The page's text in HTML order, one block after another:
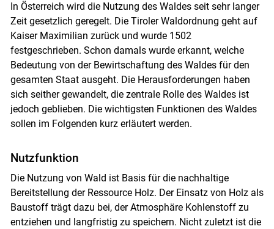
In Österreich wird die Nutzung des Waldes seit sehr langer
Zeit gesetzlich geregelt. Die Tiroler Waldordnung geht auf
Kaiser Maximilian zurück und wurde 1502
festgeschrieben. Schon damals wurde erkannt, welche
Bedeutung von der Bewirtschaftung des Waldes für den
gesamten Staat ausgeht. Die Herausforderungen haben
sich seither gewandelt, die zentrale Rolle des Waldes ist
jedoch geblieben. Die wichtigsten Funktionen des Waldes
sollen im Folgenden kurz erläutert werden.
Nutzfunktion
Die Nutzung von Wald ist Basis für die nachhaltige
Bereitstellung der Ressource Holz. Der Einsatz von Holz als
Baustoff trägt dazu bei, der Atmosphäre Kohlenstoff zu
entziehen und langfristig zu speichern. Nicht zuletzt ist die